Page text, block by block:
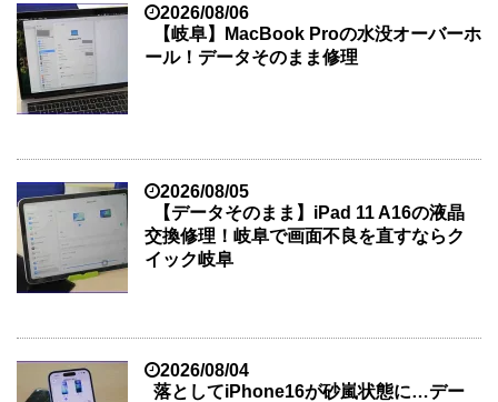
2026/08/06
【岐阜】MacBook Proの水没オーバーホ
ール！データそのまま修理
2026/08/05
【データそのまま】iPad 11 A16の液晶
交換修理！岐阜で画面不良を直すならク
イック岐阜
2026/08/04
落としてiPhone16が砂嵐状態に…デー